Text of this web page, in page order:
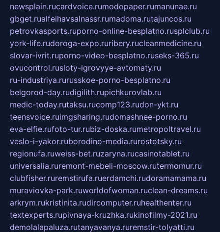
newsplain.rucardvoice.rumodopaper.rumanunae.ru
gbget.rualfeihavsalnassr.rumadoma.rutajuncos.ru
petrovkasports.ruporno-online-besplatno.rusplclub.ru
york-life.rudoroga-expo.ruribery.rucleanmedicine.ru
slovar-ivrit.ruporno-video-besplatno.ruseks-365.ru
ovucontrol.rusloty-igrovyye-avtomaty.ru
ru-industriya.rurusskoe-porno-besplatno.ru
belgorod-day.rudigilith.rupichkurovlab.ru
medic-today.rutaksu.rucomp123.rudon-ykt.ru
teensvoice.ruimgsharing.rudomashnee-porno.ru
eva-elfie.rufoto-tur.rubiz-doska.rumetropoltravel.ru
veslo-i-yakor.ruborodino-media.rurostotsky.ru
regionufa.ruweiss-bet.ruzaryna.rucasinotablet.ru
universalia.ruremont-mebeli-moscow.rutermomur.ru
clubfisher.ruremstirufa.ruerdamchi.rudoramamama.ru
muraviovka-park.ruworldofwoman.ruclean-dreams.ru
arkrym.rukristinita.rudircomputer.ruhealthenter.ru
textexperts.rupivnaya-kruzhka.rukinofilmy-2021.ru
demolalapaluza.rutanyavanya.ruremstir-tolyatti.ru